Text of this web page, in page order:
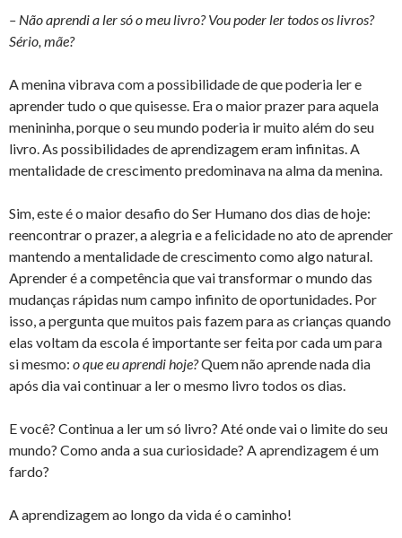
– Não aprendi a ler só o meu livro? Vou poder ler todos os livros?
Sério, mãe?
A menina vibrava com a possibilidade de que poderia ler e
aprender tudo o que quisesse. Era o maior prazer para aquela
menininha, porque o seu mundo poderia ir muito além do seu
livro. As possibilidades de aprendizagem eram infinitas. A
mentalidade de crescimento predominava na alma da menina.
Sim, este é o maior desafio do Ser Humano dos dias de hoje:
reencontrar o prazer, a alegria e a felicidade no ato de aprender
mantendo a mentalidade de crescimento como algo natural.
Aprender é a competência que vai transformar o mundo das
mudanças rápidas num campo infinito de oportunidades. Por
isso, a pergunta que muitos pais fazem para as crianças quando
elas voltam da escola é importante ser feita por cada um para
si mesmo: o que eu aprendi hoje?Quem não aprende nada dia
após dia vai continuar a ler o mesmo livro todos os dias.
E você? Continua a ler um só livro? Até onde vai o limite do seu
mundo? Como anda a sua curiosidade? A aprendizagem é um
fardo?
A aprendizagem ao longo da vida é o caminho!